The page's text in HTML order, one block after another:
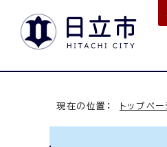
現在の位置： トップペー